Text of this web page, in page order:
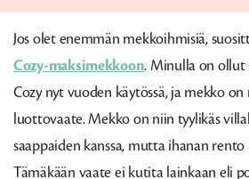
Jos olet enemmän mekkoihmisiä,
Cozy-maksimekkoon. Minulla on ollut
Cozy nyt vuoden käytössä, ja mekko
luottovaate. Mekko on niin tyylikäs
saappaiden kanssa, mutta ihanan
Tämäkään vaate ei kutita lainkaan eli